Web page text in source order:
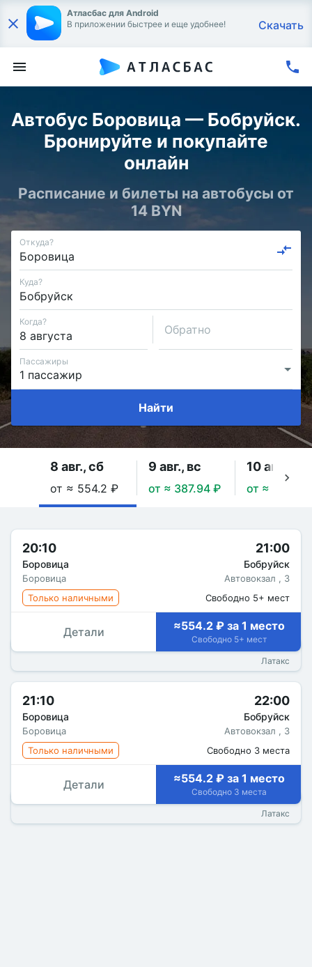
Атласбас для Android
В приложении быстрее и еще удобнее!
Скачать
Автобус Боровица — Бобруйск.
Бронируйте и покупайте
онлайн
Расписание и билеты на автобусы от
14 BYN
Откуда?
Куда?
Когда?
Обратно
Пассажиры
Найти
8 авг., сб
от ≈ 554.2 ₽
9 авг., вс
от ≈ 387.94 ₽
10 авг., пн
от ≈ 387.94
20:10
Боровица
Боровица
21:00
Бобруйск
Автовокзал , 3
Только наличными
Свободно 5+ мест
Детали ≈554.2 ₽ за 1 место
Свободно 5+ мест
Латакс
21:10
Боровица
Боровица
22:00
Бобруйск
Автовокзал , 3
Только наличными
Свободно 3 места
Детали ≈554.2 ₽ за 1 место
Свободно 3 места
Латакс